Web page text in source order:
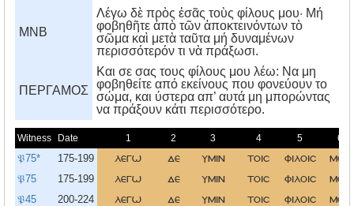
MNB
Λέγω δὲ πρὸς ἐσᾶς τοὺς φίλους μου· Μή
φοβηθῆτε ἀπὸ τῶν ἀποκτεινόντων τὸ
σῶμα καὶ μετὰ ταῦτα μή δυναμένων
περισσότερόν τι νὰ πράξωσι.
ΠΕΡΓΑΜΟΣ
Kαι σε σας τους φίλους μου λέω: Nα μη
φοβηθείτε από εκείνους που φονεύουν το
σώμα, και ύστερα απ’ αυτά μη μπορώντας
να πράξουν κάτι περισσότερο.
Witness Date 1 2 3 4 5 6
𝔓75* 175-199 λεγω δε υμιν τοισ φιλοισ μου
𝔓75 175-199 λεγω δε υμιν τοισ φιλοισ μου
𝔓45 200-224 λεγω δε υμιν τοισ φιλοισ μου